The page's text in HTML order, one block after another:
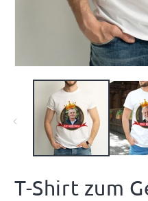
T-Shirt zum